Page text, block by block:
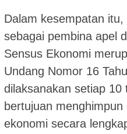
Dalam kesempatan
sebagai pembina apel
Sensus Ekonomi
Undang Nomor 16
dilaksanakan setiap 10
bertujuan
ekonomi secara